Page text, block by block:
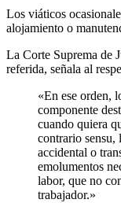
Los viáticos
alojamiento o
La Corte Suprema de
referida, señala al
«En ese orden,
componente
cuando quiera
contrario sensu,
accidental o
emolumentos
labor, que no
trabajador.»